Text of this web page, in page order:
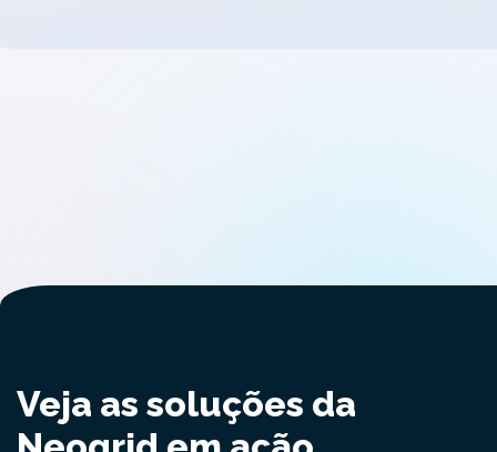
Veja as soluções da